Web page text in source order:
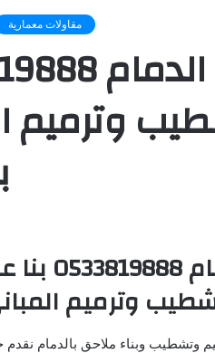
مقاولات معمارية
مقاول معماري
وترميم
مقاول
وترميم
وبناء ملاحق بالدمام